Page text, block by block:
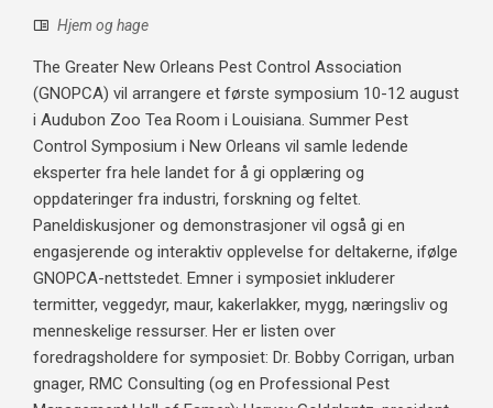
Hjem og hage
The Greater New Orleans Pest Control Association
(GNOPCA) vil arrangere et første symposium 10-12 august
i Audubon Zoo Tea Room i Louisiana. Summer Pest
Control Symposium i New Orleans vil samle ledende
eksperter fra hele landet for å gi opplæring og
oppdateringer fra industri, forskning og feltet.
Paneldiskusjoner og demonstrasjoner vil også gi en
engasjerende og interaktiv opplevelse for deltakerne, ifølge
GNOPCA-nettstedet. Emner i symposiet inkluderer
termitter, veggedyr, maur, kakerlakker, mygg, næringsliv og
menneskelige ressurser. Her er listen over
foredragsholdere for symposiet: Dr. Bobby Corrigan, urban
gnager, RMC Consulting (og en Professional Pest